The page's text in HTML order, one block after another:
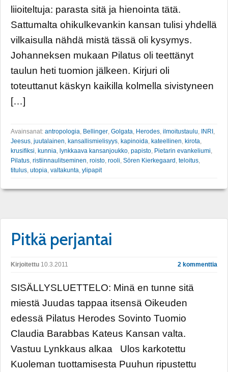
liioiteltuja: parasta sitä ja hienointa tätä.
Sattumalta ohikulkevankin kansan tulisi yhdellä
vilkaisulla nähdä mistä tässä oli kysymys.
Johanneksen mukaan Pilatus oli teettänyt
taulun heti tuomion jälkeen. Kirjuri oli
toteuttanut käskyn kaikilla kolmella sivistyneen
[…]
Avainsanat: antropologia Bellinger Golgata Herodes ilmoitustaulu INRI
Jeesus juutalainen kansallismielisyys kapinoida kateellinen kirota
krusifiksi kunnia lynkkaava kansanjoukko papisto Pietarin evankeliumi
Pilatus ristiinnaulitseminen roisto rooli Sören Kierkegaard teloitus
titulus utopia valtakunta ylipapit
Pitkä perjantai
Kirjoitettu 10.3.2011 2 kommenttia
SISÄLLYSLUETTELO: Minä en tunne sitä
miestä Juudas tappaa itsensä Oikeuden
edessä Pilatus Herodes Sovinto Tuomio
Claudia Barabbas Kateus Kansan valta.
Vastuu Lynkkaus alkaa Ulos karkotettu
Kuoleman tuottamisesta Puuhun ripustettu